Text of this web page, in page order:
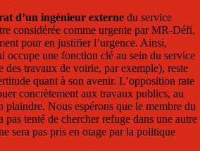
d’un ingénieur externe du service
considérée comme urgente par MR-Défi,
pour en justifier l’urgence. Ainsi,
occupe une fonction clé au sein du service
des travaux de voirie, par exemple), reste
quant à son avenir. L’opposition rate
concrètement aux travaux publics, au
plaindre. Nous espérons que le membre du
pas tenté de chercher refuge dans une autre
sera pas pris en otage par la politique